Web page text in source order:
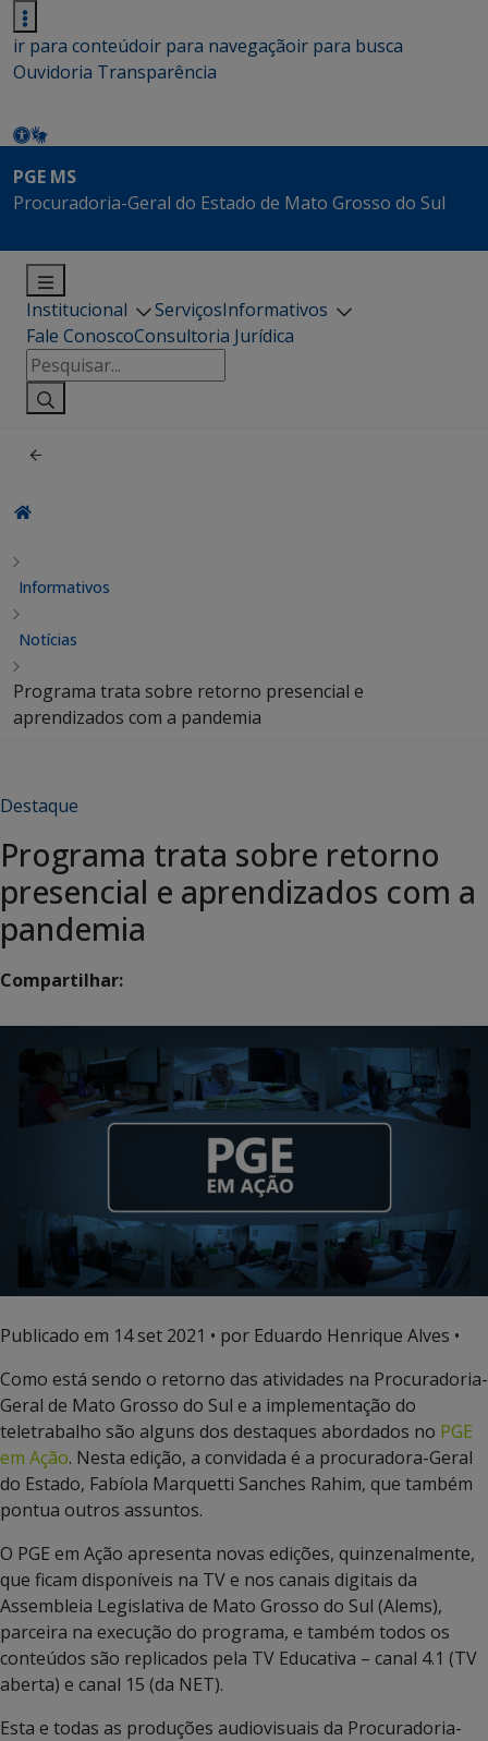
ir para conteúdoir para navegaçãoir para busca
Ouvidoria Transparência
PGE MS
Procuradoria-Geral do Estado de Mato Grosso do Sul
Institucional ServiçosInformativos
Fale ConoscoConsultoria Jurídica
Pesquisar
por:
Informativos
Notícias
Programa trata sobre retorno presencial e
aprendizados com a pandemia
Destaque
Programa trata sobre retorno
presencial e aprendizados com a
pandemia
Compartilhar:
Publicado em 14 set 2021 • por Eduardo Henrique Alves •
Como está sendo o retorno das atividades na Procuradoria-
Geral de Mato Grosso do Sul e a implementação do
teletrabalho são alguns dos destaques abordados no PGE
em Ação. Nesta edição, a convidada é a procuradora-Geral
do Estado, Fabíola Marquetti Sanches Rahim, que também
pontua outros assuntos.
O PGE em Ação apresenta novas edições, quinzenalmente,
que ficam disponíveis na TV e nos canais digitais da
Assembleia Legislativa de Mato Grosso do Sul (Alems),
parceira na execução do programa, e também todos os
conteúdos são replicados pela TV Educativa – canal 4.1 (TV
aberta) e canal 15 (da NET).
Esta e todas as produções audiovisuais da Procuradoria-